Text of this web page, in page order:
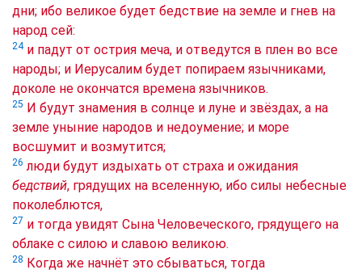
дни; ибо великое будет бедствие на земле и гнев на
народ сей:
24 и падут от острия меча, и отведутся в плен во все
народы; и Иерусалим будет попираем язычниками,
доколе не окончатся времена язычников.
25 И будут знамения в солнце и луне и звёздах, а на
земле уныние народов и недоумение; и море
восшумит и возмутится;
26 люди будут издыхать от страха и ожидания
бедствий, грядущих на вселенную, ибо силы небесные
поколеблются,
27 и тогда увидят Сына Человеческого, грядущего на
облаке с силою и славою великою.
28 Когда же начнёт это сбываться, тогда